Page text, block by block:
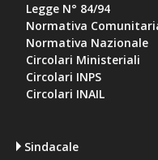
Legge N° 84/94
Normativa
Normativa Nazionale
Circolari Ministeriali
Circolari INPS
Circolari INAIL
Sindacale